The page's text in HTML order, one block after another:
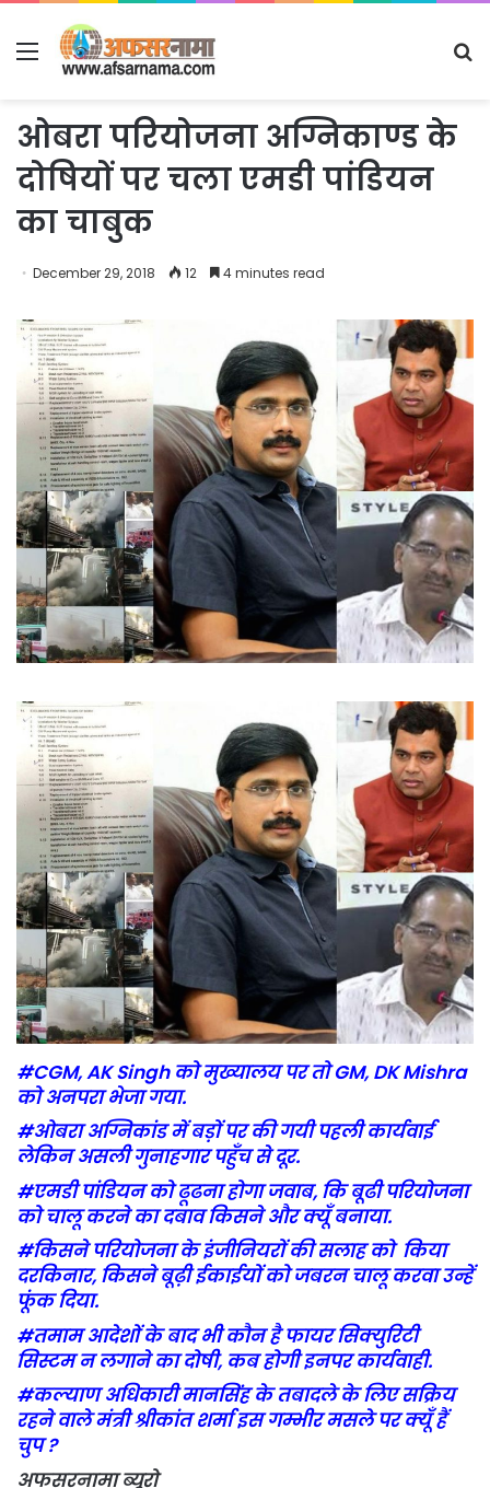
Menu
ओबरा परियोजना अग्निकाण्ड के
दोषियों पर चला एमडी पांडियन
का चाबुक
December 29, 2018 12 4 minutes read
#CGM, AK Singh को मुख्यालय पर तो GM, DK Mishra
को अनपरा भेजा गया.
#ओबरा अग्निकांड में बड़ों पर की गयी पहली कार्यवाई
लेकिन असली गुनाहगार पहुँच से दूर.
#एमडी पांडियन को ढूढना होगा जवाब, कि बूढी परियोजना
को चालू करने का दबाव किसने और क्यूँ बनाया.
#किसने परियोजना के इंजीनियरों की सलाह को किया
दरकिनार, किसने बूढ़ी ईकाईयों को जबरन चालू करवा उन्हें
फूंक दिया.
#तमाम आदेशों के बाद भी कौन है फायर सिक्युरिटी
सिस्टम न लगाने का दोषी, कब होगी इनपर कार्यवाही.
#कल्याण अधिकारी मानसिंह के तबादले के लिए सक्रिय
रहने वाले मंत्री श्रीकांत शर्मा इस गम्भीर मसले पर क्यूँ हैं
चुप ?
अफसरनामा ब्यूरो